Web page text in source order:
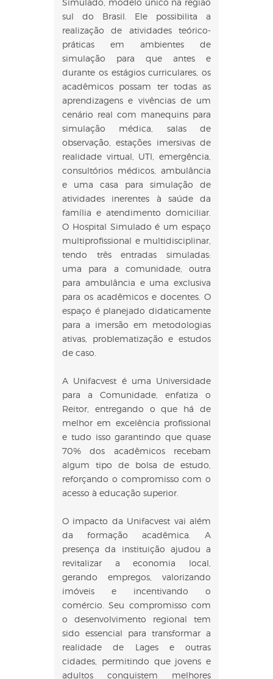
Simulado, modelo único na região
sul do Brasil. Ele possibilita a
realização de atividades teórico-
práticas em ambientes de
simulação para que antes e
durante os estágios curriculares, os
acadêmicos possam ter todas as
aprendizagens e vivências de um
cenário real com manequins para
simulação médica, salas de
observação, estações imersivas de
realidade virtual, UTI, emergência,
consultórios médicos, ambulância
e uma casa para simulação de
atividades inerentes à saúde da
família e atendimento domiciliar.
O Hospital Simulado é um espaço
multiprofissional e multidisciplinar,
tendo três entradas simuladas:
uma para a comunidade, outra
para ambulância e uma exclusiva
para os acadêmicos e docentes. O
espaço é planejado didaticamente
para a imersão em metodologias
ativas, problematização e estudos
de caso.
A Unifacvest é uma Universidade
para a Comunidade, enfatiza o
Reitor, entregando o que há de
melhor em excelência profissional
e tudo isso garantindo que quase
70% dos acadêmicos recebam
algum tipo de bolsa de estudo,
reforçando o compromisso com o
acesso à educação superior.
O impacto da Unifacvest vai além
da formação acadêmica. A
presença da instituição ajudou a
revitalizar a economia local,
gerando empregos, valorizando
imóveis e incentivando o
comércio. Seu compromisso com
o desenvolvimento regional tem
sido essencial para transformar a
realidade de Lages e outras
cidades, permitindo que jovens e
adultos conquistem melhores